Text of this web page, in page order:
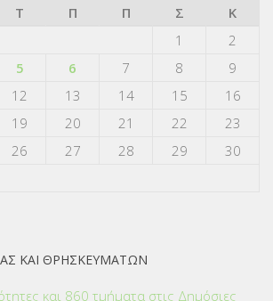
Τ Π Π Σ
Κ
1
2
5 6 7 8
9
12 13 14 15
16
19 20 21 22
23
26 27 28 29
30
ΚΑΙ ΘΡΗΣΚΕΥΜΑΤΩΝ
και 860 τμήματα στις Δημόσιες